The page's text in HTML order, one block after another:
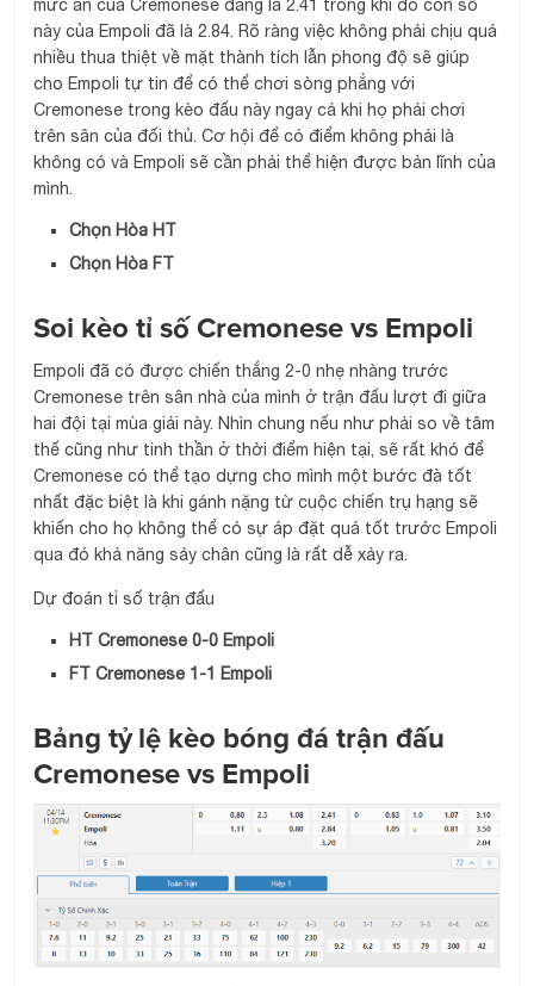
mức ăn của Cremonese đang là 2.41 trong khi đó con số
này của Empoli đã là 2.84. Rõ ràng việc không phải chịu quá
nhiều thua thiệt về mặt thành tích lẫn phong độ sẽ giúp
cho Empoli tự tin để có thể chơi sòng phẳng với
Cremonese trong kèo đấu này ngay cả khi họ phải chơi
trên sân của đối thủ. Cơ hội để có điểm không phải là
không có và Empoli sẽ cần phải thể hiện được bản lĩnh của
mình.
Chọn Hòa HT
Chọn Hòa FT
Soi kèo tỉ số Cremonese vs Empoli
Empoli đã có được chiến thắng 2-0 nhẹ nhàng trước
Cremonese trên sân nhà của mình ở trận đấu lượt đi giữa
hai đội tại mùa giải này. Nhìn chung nếu như phải so về tâm
thế cũng như tinh thần ở thời điểm hiện tại, sẽ rất khó để
Cremonese có thể tạo dựng cho mình một bước đà tốt
nhất đặc biệt là khi gánh nặng từ cuộc chiến trụ hạng sẽ
khiến cho họ không thể có sự áp đặt quá tốt trước Empoli
qua đó khả năng sảy chân cũng là rất dễ xảy ra.
Dự đoán tỉ số trận đấu
HT Cremonese 0-0 Empoli
FT Cremonese 1-1 Empoli
Bảng tỷ lệ kèo bóng đá trận đấu
Cremonese vs Empoli